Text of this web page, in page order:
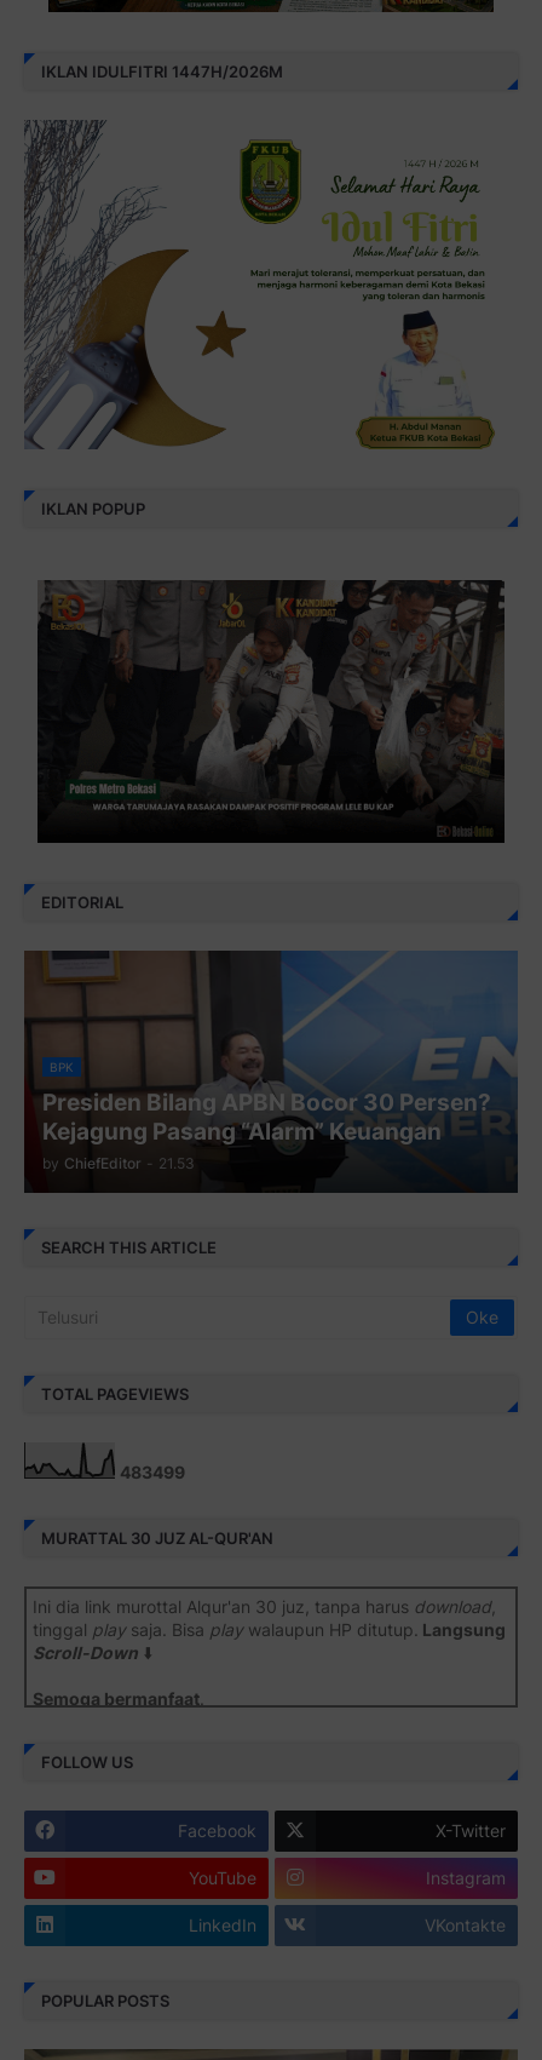
IKLAN IDULFITRI 1447H/2026M
IKLAN POPUP
EDITORIAL
BPK
Presiden Bilang APBN Bocor 30 Persen?
Kejagung Pasang “Alarm” Keuangan
by ChiefEditor - 21.53
SEARCH THIS ARTICLE
TOTAL PAGEVIEWS
483499
MURATTAL 30 JUZ AL-QUR'AN
Ini dia link murottal Alqur'an 30 juz, tanpa harus download,
tinggal playsaja. Bisa playwalaupun HP ditutup. Langsung
Scroll-Down ⬇️
Semoga bermanfaat
Juz 1 ⇨
Juz 3 ⇨ http://j.mp/2bFSrtF
Juz 4 ⇨ http://j.mp/2b8SXi3
Juz 5 ⇨ http://j.mp/2b8RZm3
FOLLOW US
Facebook X-Twitter
YouTube Instagram
LinkedIn VKontakte
POPULAR POSTS